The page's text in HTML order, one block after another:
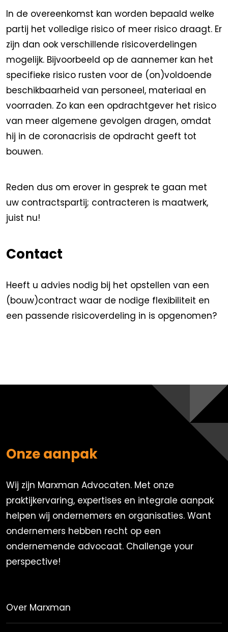
In de overeenkomst kan worden bepaald welke
partij het volledige risico of meer risico draagt. Er
zijn dan ook verschillende risicoverdelingen
mogelijk. Bijvoorbeeld op de aannemer kan het
specifieke risico rusten voor de (on)voldoende
beschikbaarheid van personeel, materiaal en
voorraden. Zo kan een opdrachtgever het risico
van meer algemene gevolgen dragen, omdat
hij in de coronacrisis de opdracht geeft tot
bouwen.
Reden dus om erover in gesprek te gaan met
uw contractspartij; contracteren is maatwerk,
juist nu!
Contact
Heeft u advies nodig bij het opstellen van een
(bouw)contract waar de nodige flexibiliteit en
een passende risicoverdeling in is opgenomen?
Onze aanpak
Wij zijn Marxman Advocaten. Met onze
praktijkervaring, expertises en integrale aanpak
helpen wij ondernemers en organisaties. Want
ondernemers hebben recht op een
ondernemende advocaat. Challenge your
perspective!
Over Marxman